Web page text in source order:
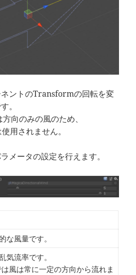
ントのTransformの回転を変
。
向のみの風のため、
用されません。
メータの設定を行えます。
な風量です。
気流率です。
風は常に一定の方向から流れま